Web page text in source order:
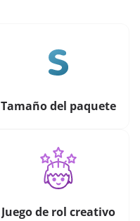
Tamaño del paquete
Juego de rol creativo